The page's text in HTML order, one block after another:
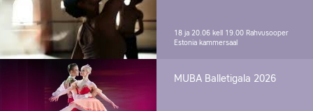
18 ja 20.06 kell 19.00 Rahvusooper
Estonia kammersaal
MUBA Balletigala 2026